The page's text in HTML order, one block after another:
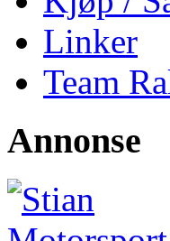
Linker
Team
Annonse